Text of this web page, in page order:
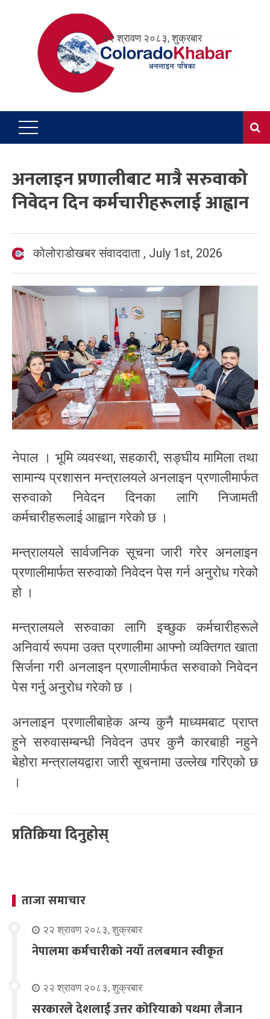
२२ श्रावण २०८३, शुक्रबार
अनलाइन प्रणालीबाट मात्रै सरुवाको
निवेदन दिन कर्मचारीहरूलाई आह्वान
कोलोराडोखबर संवाददाता , July 1st, 2026
नेपाल । भूमि व्यवस्था, सहकारी, सङ्घीय मामिला तथा
सामान्य प्रशासन मन्त्रालयले अनलाइन प्रणालीमार्फत
सरुवाको निवेदन दिनका लागि निजामती
कर्मचारीहरूलाई आह्वान गरेको छ ।
मन्त्रालयले सार्वजनिक सूचना जारी गरेर अनलाइन
प्रणालीमार्फत सरुवाको निवेदन पेस गर्न अनुरोध गरेको
हो ।
मन्त्रालयले सरुवाका लागि इच्छुक कर्मचारीहरूले
अनिवार्य रूपमा उक्त प्रणालीमा आफ्नो व्यक्तिगत खाता
सिर्जना गरी अनलाइन प्रणालीमार्फत सरुवाको निवेदन
पेस गर्नु अनुरोध गरेको छ ।
अनलाइन प्रणालीबाहेक अन्य कुनै माध्यमबाट प्राप्त
हुने सरुवासम्बन्धी निवेदन उपर कुनै कारबाही नहुने
बेहोरा मन्त्रालयद्वारा जारी सूचनामा उल्लेख गरिएको छ
।
प्रतिक्रिया दिनुहोस्
ताजा समाचार
२२ श्रावण २०८३, शुक्रबार
नेपालमा कर्मचारीको नयाँ तलबमान स्वीकृत
२२ श्रावण २०८३, शुक्रबार
सरकारले देशलाई उत्तर कोरियाको पथमा लैजान